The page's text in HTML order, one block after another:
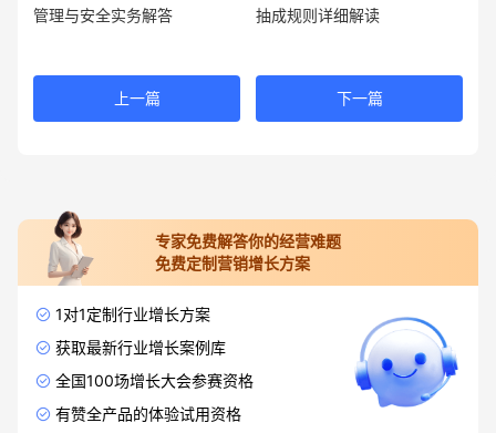
管理与安全实务解答
上一篇
抽成规则详细解读
下一篇
专家免费解答你的经营难题
免费定制营销增长方案
1对1定制行业增长方案
获取最新行业增长案例库
全国100场增长大会参赛资格
有赞全产品的体验试用资格